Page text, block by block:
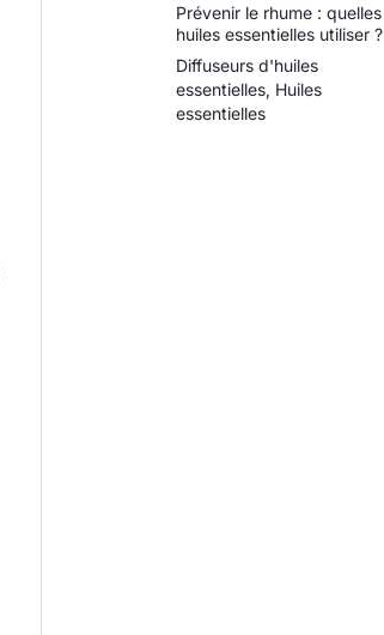
Prévenir le rhume : quelles
huiles essentielles utiliser ?
Diffuseurs d'huiles
essentielles, Huiles
essentielles